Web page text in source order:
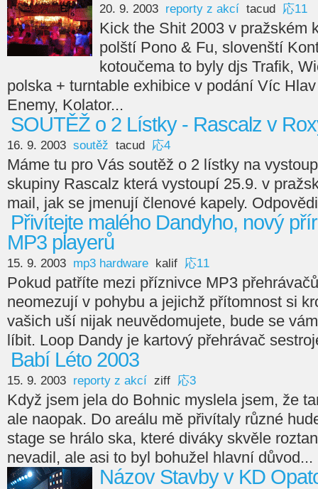
20. 9. 2003 reporty z akcí tacud 応11
Kick the Shit 2003 v pražském
polští Pono & Fu, slovenští
kotoučema to byly djs Trafik,
polska + turntable exhibice v podání Víc
Enemy, Kolator...
SOUTĚŽ o 2 Lístky - Rascalz v
16. 9. 2003 soutěž tacud 応4
Máme tu pro Vás soutěž o 2 lístky na
skupiny Rascalz která vystoupí 25.9. v
mail, jak se jmenují členové kapely.
Přivítejte malého Dandyho, nový
MP3 playerů
15. 9. 2003 mp3 hardware kalif 応11
Pokud patříte mezi příznivce MP3
neomezují v pohybu a jejichž přítomnost si
vašich uší nijak neuvědomujete, bude se
líbit. Loop Dandy je kartový přehrávač
Babí Léto 2003
15. 9. 2003 reporty z akcí ziff 応3
Když jsem jela do Bohnic myslela jsem, že
ale naopak. Do areálu mě přivítaly různé
stage se hrálo ska, které diváky skvěle
nevadil, ale asi to byl bohužel hlavní důvod...
Názov Stavby v KD